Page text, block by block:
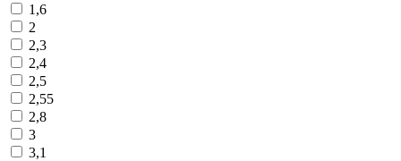
1,6
2
2,3
2,4
2,5
2,55
2,8
3
3,1